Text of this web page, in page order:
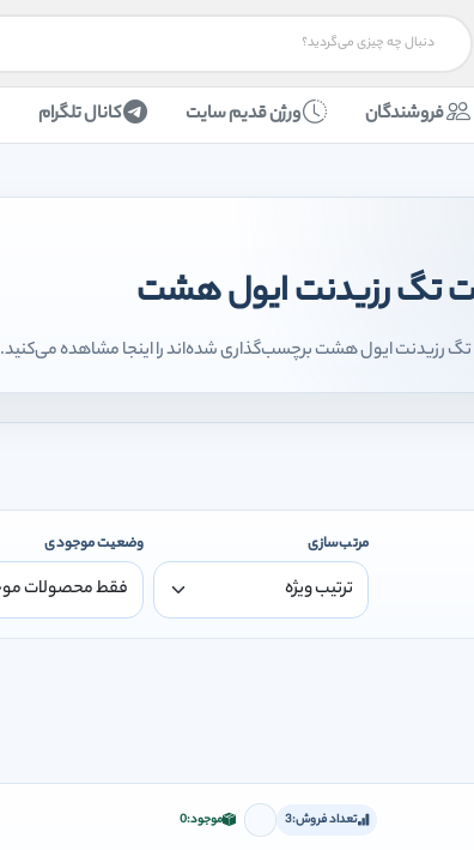
فروشندگان ورژن قدیم سایت کانال تلگرام
تگ رزیدنت ایول هشت
تگ رزیدنت ایول هشت برچسب‌گذاری شده‌اند را اینجا مشاهده می‌کنید.
مرتب‌سازی وضعیت موجودی
تعداد فروش:3 برای افزودن وارد شوید
موجود:0